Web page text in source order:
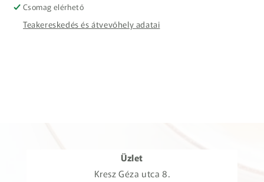
Csomag elérhető
Teakereskedés és átvevőhely adatai
Üzlet
Kresz Géza utca 8.